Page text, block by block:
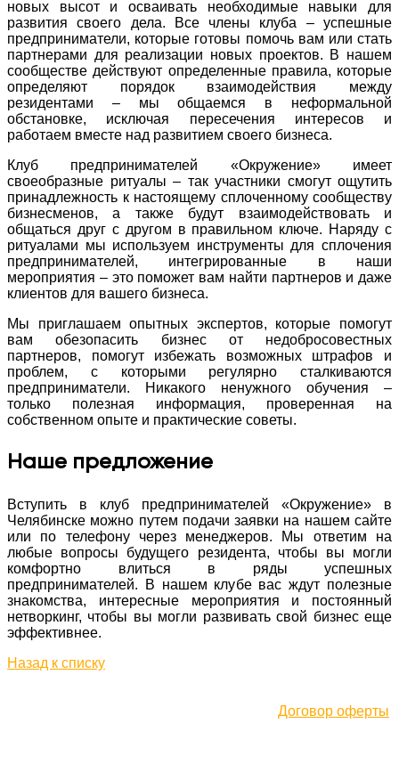
новых высот и осваивать необходимые навыки для
развития своего дела. Все члены клуба – успешные
предприниматели, которые готовы помочь вам или стать
партнерами для реализации новых проектов. В нашем
сообществе действуют определенные правила, которые
определяют порядок взаимодействия между
резидентами – мы общаемся в неформальной
обстановке, исключая пересечения интересов и
работаем вместе над развитием своего бизнеса.
Клуб предпринимателей «Окружение» имеет
своеобразные ритуалы – так участники смогут ощутить
принадлежность к настоящему сплоченному сообществу
бизнесменов, а также будут взаимодействовать и
общаться друг с другом в правильном ключе. Наряду с
ритуалами мы используем инструменты для сплочения
предпринимателей, интегрированные в наши
мероприятия – это поможет вам найти партнеров и даже
клиентов для вашего бизнеса.
Мы приглашаем опытных экспертов, которые помогут
вам обезопасить бизнес от недобросовестных
партнеров, помогут избежать возможных штрафов и
проблем, с которыми регулярно сталкиваются
предприниматели. Никакого ненужного обучения –
только полезная информация, проверенная на
собственном опыте и практические советы.
Наше предложение
Вступить в клуб предпринимателей «Окружение» в
Челябинске можно путем подачи заявки на нашем сайте
или по телефону через менеджеров. Мы ответим на
любые вопросы будущего резидента, чтобы вы могли
комфортно влиться в ряды успешных
предпринимателей. В нашем клубе вас ждут полезные
знакомства, интересные мероприятия и постоянный
нетворкинг, чтобы вы могли развивать свой бизнес еще
эффективнее.
Назад к списку
Договор оферты